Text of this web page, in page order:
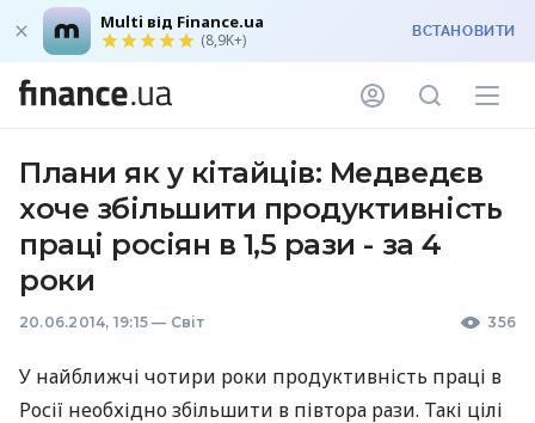
Multi від Finance.ua
(8,9K+) ВСТАНОВИТИ
Плани як у кітайців: Медведєв
хоче збільшити продуктивність
праці росіян в 1,5 рази - за 4
роки
20.06.2014, 19:15 — Світ 356
У найближчі чотири роки продуктивність праці в
Росії необхідно збільшити в півтора рази. Такі цілі